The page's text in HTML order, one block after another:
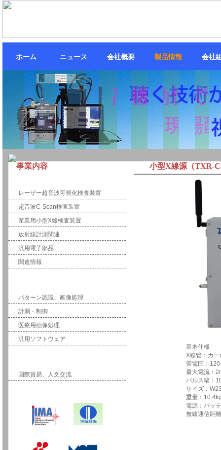
ホーム ニュース 会社概要 製品情報 会社
事業内容
レーザー超音波可視化検査裝置
超音波C-Scan検査装置
産業用小型X線検査装置
放射線計測関連
汎用電子部品
関連情報
パターン認識、画像処理
計測・制御
医療用画像処理
汎用ソフトウェア
国際貿易、人文交流
小型X線源（TXR-
基本仕様
X線管：カーボンナ
管電圧：120～
最大電流：
パルス幅：100～
サイズ：
重量：10.4kg（バ
電源：バッテ
無線通信距離（